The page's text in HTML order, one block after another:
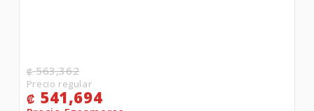
₡563,362
₡ 541,694